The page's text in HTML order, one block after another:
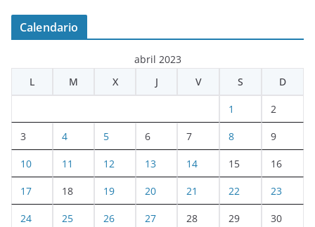
Calendario
abril 2023
L
M X J V S D
1 2
3 4 5 6 7 8 9
10 11 12 13 14 15 16
17 18 19 20 21 22 23
24 25 26 27 28 29 30